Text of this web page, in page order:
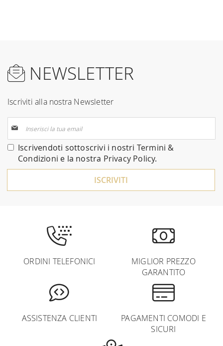
NEWSLETTER
Iscriviti alla nostra Newsletter
alla
nostra
Newsletter:
Iscrivendoti sottoscrivi i nostri Termini &
Condizioni e la nostra Privacy Policy.
ISCRIVITI
ORDINI TELEFONICI
MIGLIOR PREZZO
GARANTITO
ASSISTENZA CLIENTI
PAGAMENTI COMODI E
SICURI